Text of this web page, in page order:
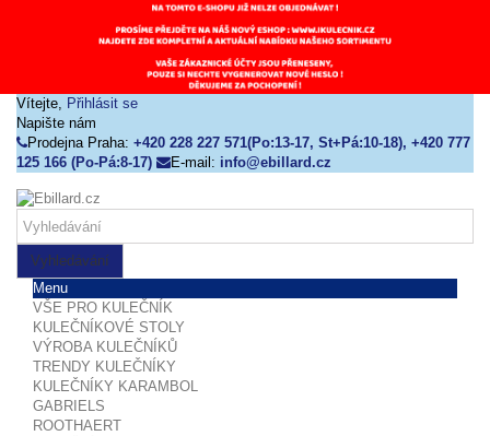
Vítejte, Přihlásit se
Napište nám
Prodejna Praha: +420 228 227 571(Po:13-17, St+Pá:10-18), +420 777
125 166 (Po-Pá:8-17)
E-mail: info@ebillard.cz
Vyhledávání
Menu
VŠE PRO KULEČNÍK
KULEČNÍKOVÉ STOLY
VÝROBA KULEČNÍKŮ
TRENDY KULEČNÍKY
KULEČNÍKY KARAMBOL
GABRIELS
ROOTHAERT